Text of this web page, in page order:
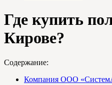
Где купить
Кирове?
Содержание:
Компания ООО